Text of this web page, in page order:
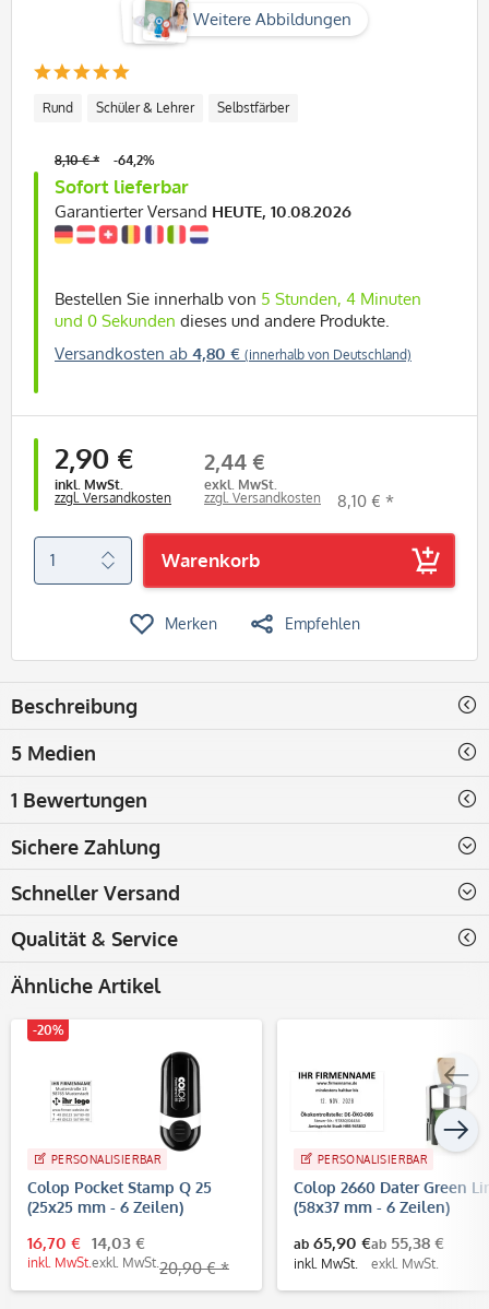
Weitere Abbildungen
Rund Schüler & Lehrer Selbstfärber
Sofort lieferbar
Garantierter Versand HEUTE, 10.08.2026
Bestellen Sie innerhalb von 5 Stunden, 3 Minuten
und 59 Sekundendieses und andere Produkte.
Versandkosten ab 4,80 € (innerhalb von Deutschland)
8,10 € * -64,2%
2,90 €
inkl. MwSt.
zzgl. Versandkosten
2,44 €
exkl. MwSt.
zzgl. Versandkosten
8,10 € *
Warenkorb
Merken Empfehlen
Beschreibung
5 Medien
1 Bewertungen
Sichere Zahlung
Schneller Versand
Qualität & Service
Ähnliche Artikel
-20%
PERSONALISIERBAR
Colop Pocket Stamp Q 25
(25x25 mm - 6 Zeilen)
16,70 €
inkl. MwSt.
14,03 €
exkl. MwSt. 20,90 € *
PERSONALISIERBAR
Colop 2660 Dater Green
(58x37 mm - 6 Zeilen)
ab 65,90 €
inkl. MwSt.
ab 55,38 €
exkl. MwSt.